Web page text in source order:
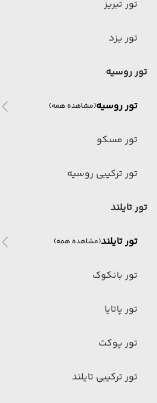
تور تبریز
تور یزد
تور روسیه
تور روسیه(مشاهده همه)
تور مسکو
تور ترکیبی روسیه
تور تایلند
تور تایلند(مشاهده همه)
تور بانکوک
تور پاتایا
تور پوکت
تور ترکیبی تایلند